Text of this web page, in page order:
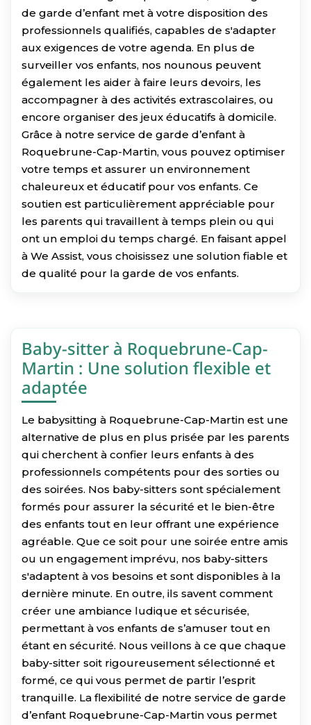
de garde d’enfant met à votre disposition des
professionnels qualifiés, capables de s'adapter
aux exigences de votre agenda. En plus de
surveiller vos enfants, nos nounous peuvent
également les aider à faire leurs devoirs, les
accompagner à des activités extrascolaires, ou
encore organiser des jeux éducatifs à domicile.
Grâce à notre service de garde d’enfant à
Roquebrune-Cap-Martin, vous pouvez optimiser
votre temps et assurer un environnement
chaleureux et éducatif pour vos enfants. Ce
soutien est particulièrement appréciable pour
les parents qui travaillent à temps plein ou qui
ont un emploi du temps chargé. En faisant appel
à We Assist, vous choisissez une solution fiable et
de qualité pour la garde de vos enfants.
Baby-sitter à Roquebrune-Cap-
Martin : Une solution flexible et
adaptée
Le babysitting à Roquebrune-Cap-Martin est une
alternative de plus en plus prisée par les parents
qui cherchent à confier leurs enfants à des
professionnels compétents pour des sorties ou
des soirées. Nos baby-sitters sont spécialement
formés pour assurer la sécurité et le bien-être
des enfants tout en leur offrant une expérience
agréable. Que ce soit pour une soirée entre amis
ou un engagement imprévu, nos baby-sitters
s'adaptent à vos besoins et sont disponibles à la
dernière minute. En outre, ils savent comment
créer une ambiance ludique et sécurisée,
permettant à vos enfants de s’amuser tout en
étant en sécurité. Nous veillons à ce que chaque
baby-sitter soit rigoureusement sélectionné et
formé, ce qui vous permet de partir l’esprit
tranquille. La flexibilité de notre service de garde
d’enfant Roquebrune-Cap-Martin vous permet